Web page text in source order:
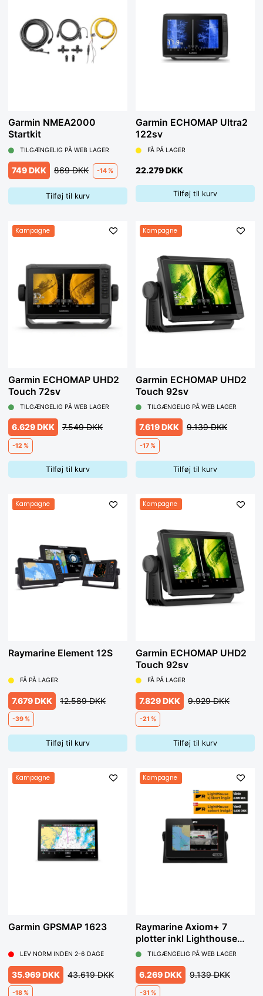
Garmin NMEA2000
Startkit
TILGÆNGELIG PÅ WEB LAGER
749 DKK 869 DKK -14 %
Tilføj til kurv
Garmin ECHOMAP Ultra2
122sv
FÅ PÅ LAGER
22.279 DKK
Tilføj til kurv
Kampagne
Garmin ECHOMAP UHD2
Touch 72sv
TILGÆNGELIG PÅ WEB LAGER
6.629 DKK 7.549 DKK
-12 %
Tilføj til kurv
Kampagne
Garmin ECHOMAP UHD2
Touch 92sv
TILGÆNGELIG PÅ WEB LAGER
7.619 DKK 9.139 DKK
-17 %
Tilføj til kurv
Kampagne
Raymarine Element 12S
FÅ PÅ LAGER
7.679 DKK 12.589 DKK
-39 %
Tilføj til kurv
Kampagne
Garmin ECHOMAP UHD2
Touch 92sv
FÅ PÅ LAGER
7.829 DKK 9.929 DKK
-21 %
Tilføj til kurv
Kampagne
Garmin GPSMAP 1623
LEV NORM INDEN 2-6 DAGE
35.969 DKK 43.619 DKK
-18 %
Kampagne
Raymarine Axiom+ 7
plotter inkl Lighthouse
søkort
TILGÆNGELIG PÅ WEB LAGER
6.269 DKK 9.139 DKK
-31 %